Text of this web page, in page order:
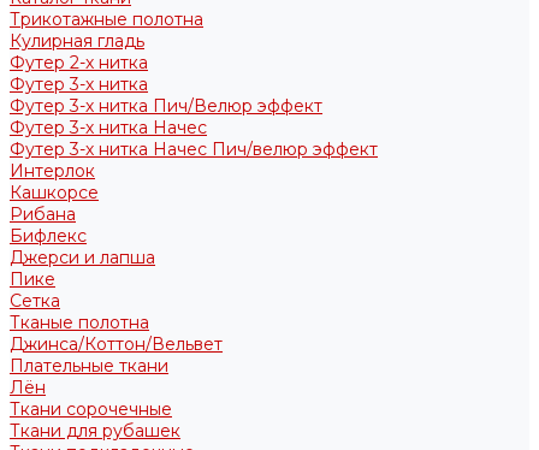
Трикотажные полотна
Кулирная гладь
Футер 2-х нитка
Футер 3-х нитка
Футер 3-х нитка Пич/Велюр эффект
Футер 3-х нитка Начес
Футер 3-х нитка Начес Пич/велюр эффект
Интерлок
Кашкорсе
Рибана
Бифлекс
Джерси и лапша
Пике
Сетка
Тканые полотна
Джинса/Коттон/Вельвет
Плательные ткани
Лён
Ткани сорочечные
Ткани для рубашек